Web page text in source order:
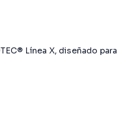
Línea X, diseñado